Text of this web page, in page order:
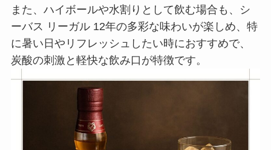
また、ハイボールや水割りとして飲む場合も、シ
ーバス リーガル 12年の多彩な味わいが楽しめ、特
に暑い日やリフレッシュしたい時におすすめで、
炭酸の刺激と軽快な飲み口が特徴です。